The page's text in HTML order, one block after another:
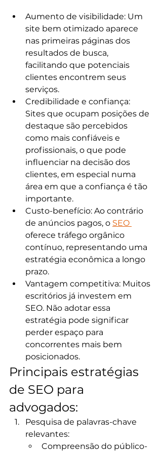
Aumento de visibilidade: Um
site bem otimizado aparece
nas primeiras páginas dos
resultados de busca,
facilitando que potenciais
clientes encontrem seus
serviços.​
Credibilidade e confiança:
Sites que ocupam posições de
destaque são percebidos
como mais confiáveis e
profissionais, o que pode
influenciar na decisão dos
clientes, em especial numa
área em que a confiança é tão
importante.​
Custo-benefício: Ao contrário
de anúncios pagos, o SEO
oferece tráfego orgânico
contínuo, representando uma
estratégia econômica a longo
prazo.​
Vantagem competitiva: Muitos
escritórios já investem em
SEO. Não adotar essa
estratégia pode significar
perder espaço para
concorrentes mais bem
posicionados.​
Principais estratégias
de SEO para
advogados:
Pesquisa de palavras-chave
relevantes:
Compreensão do público-